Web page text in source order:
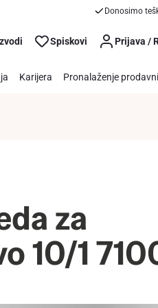
Donosimo
Spiskovi Prijava /
Karijera Pronalaženje
za
10/1